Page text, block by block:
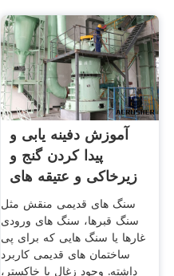
آموزش دفینه یابی و
پیدا کردن گنج و
زیرخاکی و عتیقه های
...
سنگ های قدیمی منقش مثل
سنگ قبرها، سنگ های ورودی
غارها یا سنگ هایی که برای پی
ساختمان های قدیمی کاربرد
داشته. وجود زغال یا خاکستر،